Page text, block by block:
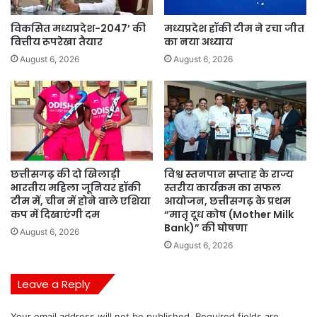
विकसित मध्यप्रदेश-2047’ की
वित्तीय रूपरेखा तैयार
August 6, 2026
मध्यप्रदेश हॉकी टीम ने रचा जीत
का नया अध्याय
August 6, 2026
छत्तीसगढ़ की दो खिलाड़ी
भारतीय महिला जूनियर हॉकी
टीम में, चीन में होने वाले एशिया
कप में दिखाएंगी दम
August 6, 2026
विश्व स्तनपान सप्ताह के राज्य
स्तरीय कार्यक्रम का सफल
आयोजन, छत्तीसगढ़ के प्रथम
“मातृ दूध कोष (Mother Milk
Bank)” की घोषणा
August 6, 2026
Leave a Reply